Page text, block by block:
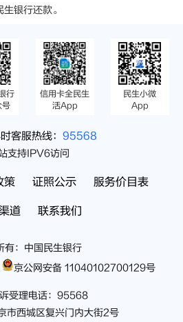
银行还款。
行
号
信用卡全民生
活App
民生小微
App
客服热线： 95568
支持IPV6访问
策 证照公示 服务价目表
道 联系我们
有：中国民生银行
京公网安备 11040102700129号
受理电话：95568
市西城区复兴门内大街2号